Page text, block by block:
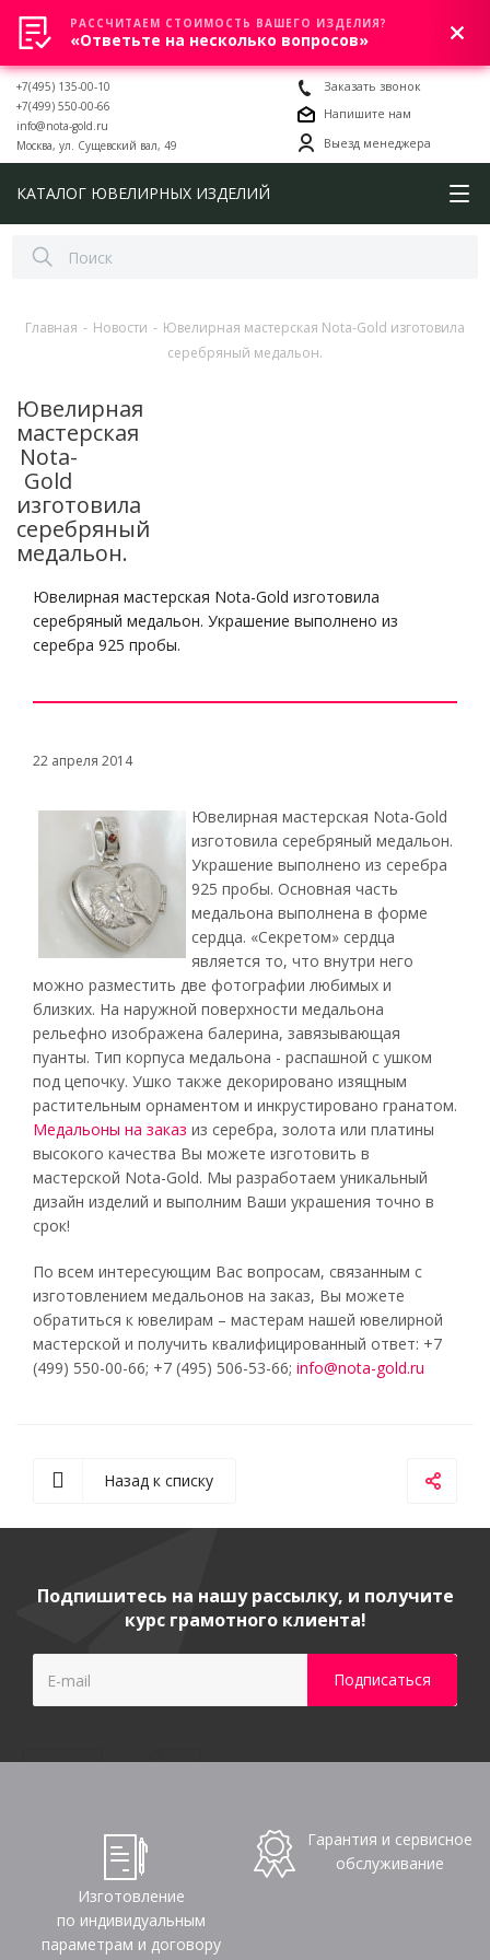
0
+7(495) 135-00-10
+7(499) 550-00-66
info@nota-gold.ru
Москва, ул. Сущевский вал, 49
Заказать звонок
Напишите нам
Выезд менеджера
КАТАЛОГ ЮВЕЛИРНЫХ ИЗДЕЛИЙ
Главная - Новости - Ювелирная мастерская Nota-Gold изготовила
серебряный медальон.
Ювелирная
мастерская
Nota-
Gold
изготовила
серебряный
медальон.
Ювелирная мастерская Nota-Gold изготовила
серебряный медальон. Украшение выполнено из
серебра 925 пробы.
22 апреля 2014
Ювелирная мастерская Nota-Gold
изготовила серебряный медальон.
Украшение выполнено из серебра
925 пробы. Основная часть
медальона выполнена в форме
сердца. «Секретом» сердца
является то, что внутри него
можно разместить две фотографии любимых и
близких. На наружной поверхности медальона
рельефно изображена балерина, завязывающая
пуанты. Тип корпуса медальона - распашной с ушком
под цепочку. Ушко также декорировано изящным
растительным орнаментом и инкрустировано гранатом.
Медальоны на заказ из серебра, золота или платины
высокого качества Вы можете изготовить в
мастерской Nota-Gold. Мы разработаем уникальный
дизайн изделий и выполним Ваши украшения точно в
срок!
По всем интересующим Вас вопросам, связанным с
изготовлением медальонов на заказ, Вы можете
обратиться к ювелирам – мастерам нашей ювелирной
мастерской и получить квалифицированный ответ: +7
(499) 550-00-66; +7 (495) 506-53-66; info@nota-gold.ru
Назад к списку
Подпишитесь на нашу рассылку, и получите
курс грамотного клиента!
Изготовление
по индивидуальным
параметрам и договору
Гарантия и сервисное
обслуживание
РАССЧИТАЕМ СТОИМОСТЬ ВАШЕГО ИЗДЕЛИЯ?
«Ответьте на несколько вопросов»